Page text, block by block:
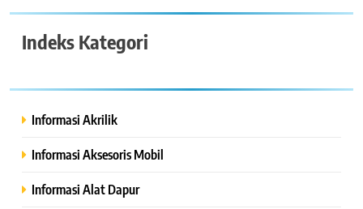
Indeks Kategori
Informasi Akrilik
Informasi Aksesoris Mobil
Informasi Alat Dapur